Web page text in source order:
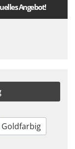
Angebot!
Goldfarbig